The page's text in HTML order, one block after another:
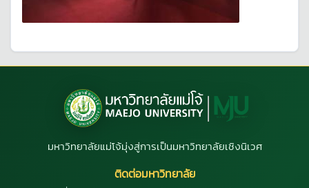
มหาวิทยาลัยแม่โจ้มุ่งสู่การเป็นมหาวิทยาลัยเชิงนิเวศ
ติดต่อมหาวิทยาลัย